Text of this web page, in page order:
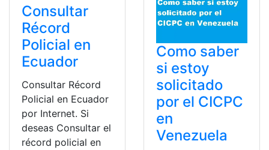
Consultar
Récord
Policial en
Ecuador
Consultar Récord
Policial en Ecuador
por Internet. Si
deseas Consultar el
récord policial en
Como saber
si estoy
solicitado
por el CICPC
en
Venezuela